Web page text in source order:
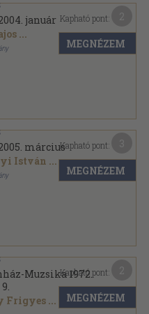
január
...
Kapható pont:
MEGNÉZEM
március
István ...
Kapható pont:
MEGNÉZEM
Muzsika 1972.
Frigyes ...
Kapható pont:
MEGNÉZEM